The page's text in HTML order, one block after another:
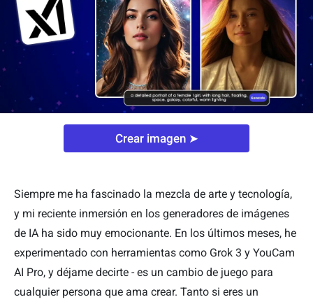
Crear imagen ➤
Siempre me ha fascinado la mezcla de arte y tecnología,
y mi reciente inmersión en los generadores de imágenes
de IA ha sido muy emocionante. En los últimos meses, he
experimentado con herramientas como Grok 3 y YouCam
AI Pro, y déjame decirte - es un cambio de juego para
cualquier persona que ama crear. Tanto si eres un